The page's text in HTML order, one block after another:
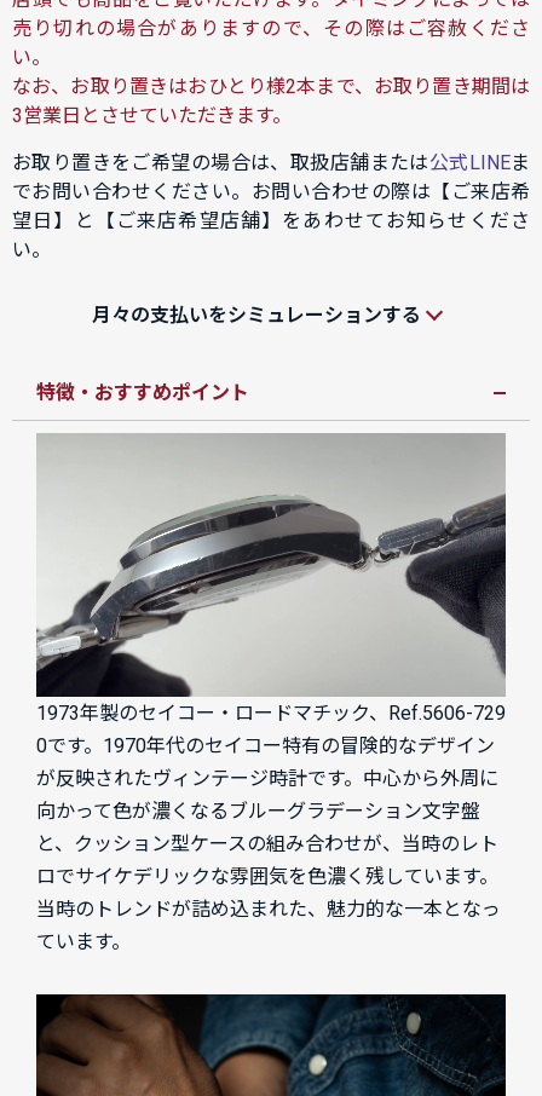
売り切れの場合がありますので、その際はご容赦くださ
い。
なお、お取り置きはおひとり様2本まで、お取り置き期間は
3営業日とさせていただきます。
お取り置きをご希望の場合は、取扱店舗または公式LINEま
でお問い合わせください。お問い合わせの際は【ご来店希
望日】と【ご来店希望店舗】をあわせてお知らせくださ
い。
月々の支払いをシミュレーションする
特徴・おすすめポイント
1973年製のセイコー・ロードマチック、Ref.5606-729
0です。1970年代のセイコー特有の冒険的なデザイン
が反映されたヴィンテージ時計です。中心から外周に
向かって色が濃くなるブルーグラデーション文字盤
と、クッション型ケースの組み合わせが、当時のレト
ロでサイケデリックな雰囲気を色濃く残しています。
当時のトレンドが詰め込まれた、魅力的な一本となっ
ています。